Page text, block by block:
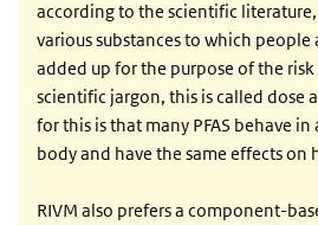
according to the scientific
various substances to which people
added up for the purpose of the risk
scientific jargon, this is called dose
for this is that many PFAS behave
body and have the same effects on
RIVM also prefers a component-